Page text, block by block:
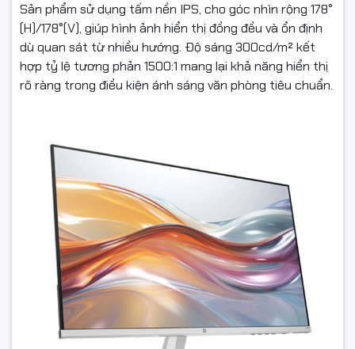
Sản phẩm sử dụng tấm nền IPS, cho góc nhìn rộng 178°
(H)/178°(V), giúp hình ảnh hiển thị đồng đều và ổn định
dù quan sát từ nhiều hướng. Độ sáng 300cd/m² kết
hợp tỷ lệ tương phản 1500:1 mang lại khả năng hiển thị
rõ ràng trong điều kiện ánh sáng văn phòng tiêu chuẩn.